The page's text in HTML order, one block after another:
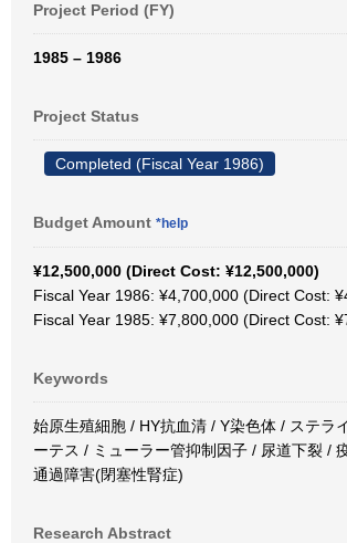
Project Period (FY)
1985 – 1986
Project Status
Completed (Fiscal Year 1986)
Budget Amount *help
¥12,500,000 (Direct Cost: ¥12,500,000)
Fiscal Year 1986: ¥4,700,000 (Direct Cost:
Fiscal Year 1985: ¥7,800,000 (Direct Cost:
Keywords
始原生殖細胞 / HY抗血清 / Y染色体 / ステラ
ーテス / ミューラー管抑制因子 / 尿道下裂 /
通過障害(閉塞性腎症)
Research Abstract